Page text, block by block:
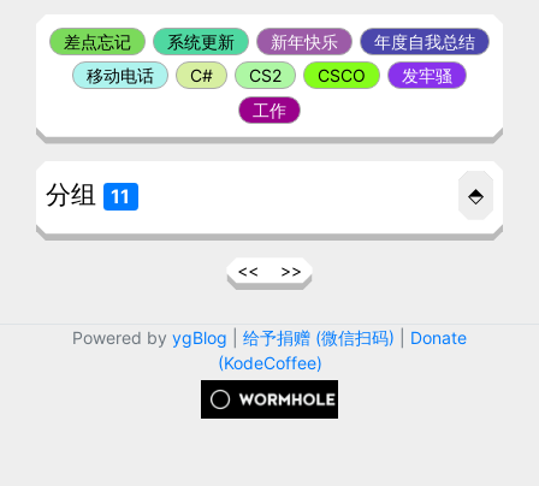
<< >>
差点忘记 系统更新 新年快乐
年度自我总结
移动电话
C# CS2 CSCO
发牢骚
工作
分组 11 ⬘
Powered by ygBlog 给予捐赠 (微信扫码)
Donate
(KodeCoffee)